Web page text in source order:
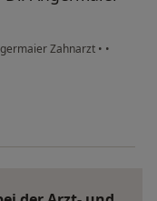
Zahnarzt • •